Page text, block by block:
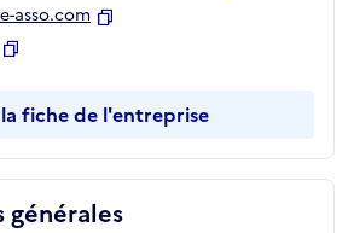
asso.com
fiche de l'entreprise